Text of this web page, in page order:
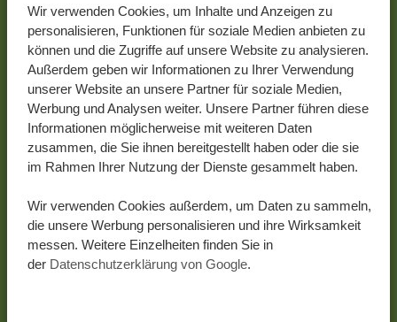
Wir verwenden Cookies, um Inhalte und Anzeigen zu
personalisieren, Funktionen für soziale Medien anbieten zu
können und die Zugriffe auf unsere Website zu analysieren.
Außerdem geben wir Informationen zu Ihrer Verwendung
unserer Website an unsere Partner für soziale Medien,
Werbung und Analysen weiter. Unsere Partner führen diese
Informationen möglicherweise mit weiteren Daten
zusammen, die Sie ihnen bereitgestellt haben oder die sie
im Rahmen Ihrer Nutzung der Dienste gesammelt haben.
Wir verwenden Cookies außerdem, um Daten zu sammeln,
die unsere Werbung personalisieren und ihre Wirksamkeit
messen. Weitere Einzelheiten finden Sie in
der Datenschutzerklärung von Google.